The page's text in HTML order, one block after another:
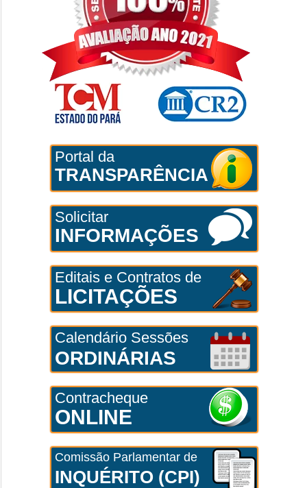
Portal da
TRANSPARÊNCIA
Solicitar
INFORMAÇÕES
Editais e Contratos de
LICITAÇÕES
Calendário Sessões
ORDINÁRIAS
Contracheque
ONLINE
Comissão Parlamentar de
INQUÉRITO (CPI)